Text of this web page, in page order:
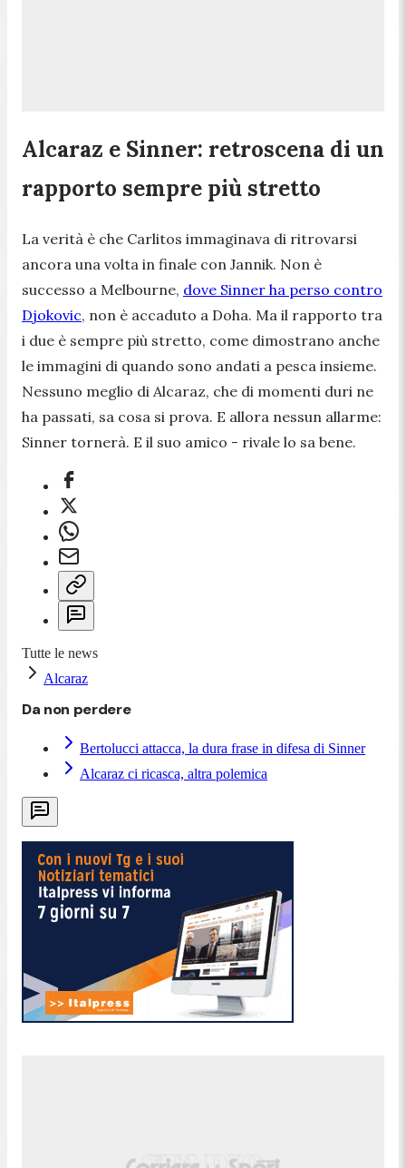
Alcaraz e Sinner: retroscena di un
rapporto sempre più stretto
La verità è che Carlitos immaginava di ritrovarsi
ancora una volta in finale con Jannik. Non è
successo a Melbourne, dove Sinner ha perso contro
Djokovic, non è accaduto a Doha. Ma il rapporto tra
i due è sempre più stretto, come dimostrano anche
le immagini di quando sono andati a pesca insieme.
Nessuno meglio di Alcaraz, che di momenti duri ne
ha passati, sa cosa si prova. E allora nessun allarme:
Sinner tornerà. E il suo amico - rivale lo sa bene.
Tutte le news
Alcaraz
Da non perdere
Bertolucci attacca, la dura frase in difesa di Sinner
Alcaraz ci ricasca, altra polemica